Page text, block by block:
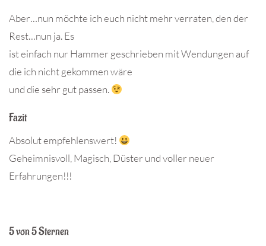
Aber…nun möchte ich euch nicht mehr verraten, den der
Rest…nun ja. Es
ist einfach nur Hammer geschrieben mit Wendungen auf
die ich nicht gekommen wäre
und die sehr gut passen.
Fazit
Absolut empfehlenswert!
Geheimnisvoll, Magisch, Düster und voller neuer
Erfahrungen!!!
5 von 5 Sternen